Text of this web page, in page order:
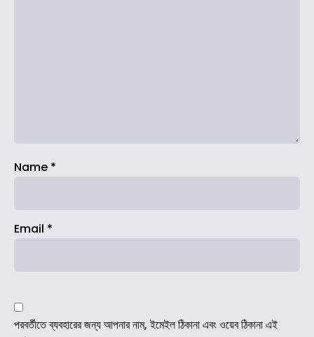
Name *
Email *
পরবর্তীতে ব্যবহারের জন্য আপনার নাম, ইমেইল ঠিকানা এবং ওয়েব ঠিকানা এই